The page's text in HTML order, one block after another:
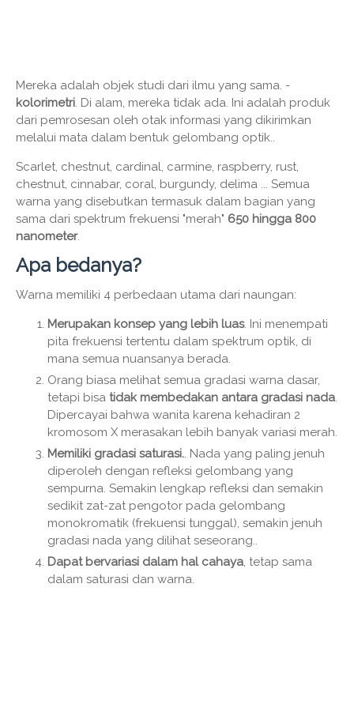
Mereka adalah objek studi dari ilmu yang sama. -
kolorimetri. Di alam, mereka tidak ada. Ini adalah produk
dari pemrosesan oleh otak informasi yang dikirimkan
melalui mata dalam bentuk gelombang optik..
Scarlet, chestnut, cardinal, carmine, raspberry, rust,
chestnut, cinnabar, coral, burgundy, delima ... Semua
warna yang disebutkan termasuk dalam bagian yang
sama dari spektrum frekuensi "merah" 650 hingga 800
nanometer.
Apa bedanya?
Warna memiliki 4 perbedaan utama dari naungan:
Merupakan konsep yang lebih luas. Ini menempati
pita frekuensi tertentu dalam spektrum optik, di
mana semua nuansanya berada.
Orang biasa melihat semua gradasi warna dasar,
tetapi bisa tidak membedakan antara gradasi nada.
Dipercayai bahwa wanita karena kehadiran 2
kromosom X merasakan lebih banyak variasi merah.
Memiliki gradasi saturasi.. Nada yang paling jenuh
diperoleh dengan refleksi gelombang yang
sempurna. Semakin lengkap refleksi dan semakin
sedikit zat-zat pengotor pada gelombang
monokromatik (frekuensi tunggal), semakin jenuh
gradasi nada yang dilihat seseorang..
Dapat bervariasi dalam hal cahaya, tetap sama
dalam saturasi dan warna.